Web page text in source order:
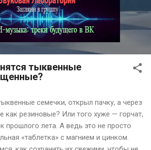
тыквенные
семечки, открыл пачку, а через
как резиновые? Или того хуже — горчат,
прошлого лета. А ведь это не просто
«таблетка» с магнием и цинком.